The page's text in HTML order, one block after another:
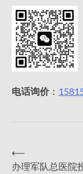
电话询价：
文
⟵
办理军队总医院